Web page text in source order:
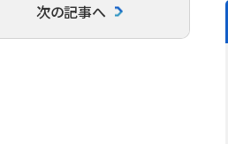
次の記事へ